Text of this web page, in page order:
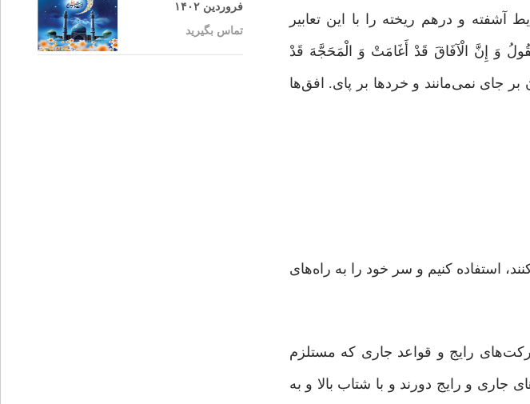
و درهم ‌ریخته را با این تعابیر
وَ إِنَّ الْآفَاقَ قَدْ أَغَامَتْ وَ الْمَحَجَّهَ قَدْ
جاى نمى‌مانند و خردها بر پاى. افق‌ها
استفاده کنیم و سر خود را به راه‌های
رایج و قواعد جاری که مستلزم
و رایج دورند و با شتاب بالا و به
فروردین ۱۴۰۲
تماس بگیرید